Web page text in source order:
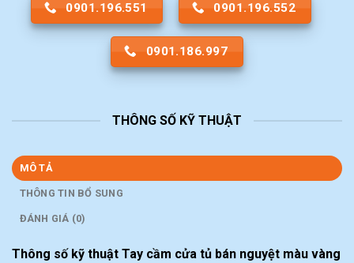
0901.196.551 0901.196.552
0901.186.997
THÔNG SỐ KỸ THUẬT
MÔ TẢ
THÔNG TIN BỔ SUNG
ĐÁNH GIÁ (0)
Thông số kỹ thuật Tay cầm cửa tủ bán nguyệt màu vàng